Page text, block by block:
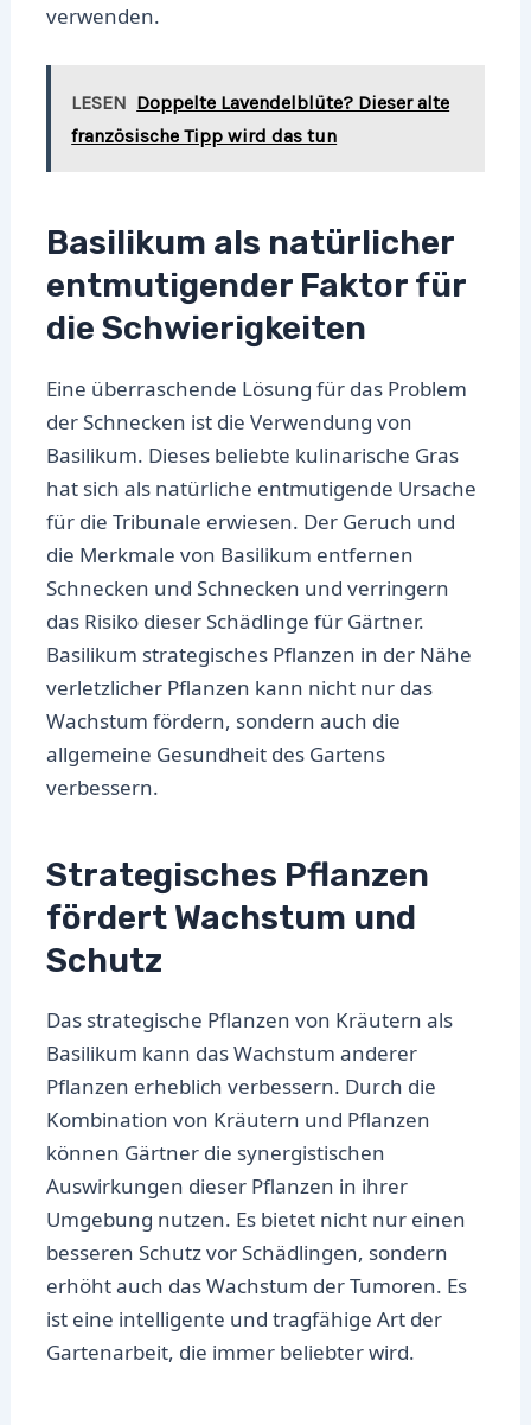
verwenden.
LESEN Doppelte Lavendelblüte? Dieser alte
französische Tipp wird das tun
Basilikum als natürlicher
entmutigender Faktor für
die Schwierigkeiten
Eine überraschende Lösung für das Problem
der Schnecken ist die Verwendung von
Basilikum. Dieses beliebte kulinarische Gras
hat sich als natürliche entmutigende Ursache
für die Tribunale erwiesen. Der Geruch und
die Merkmale von Basilikum entfernen
Schnecken und Schnecken und verringern
das Risiko dieser Schädlinge für Gärtner.
Basilikum strategisches Pflanzen in der Nähe
verletzlicher Pflanzen kann nicht nur das
Wachstum fördern, sondern auch die
allgemeine Gesundheit des Gartens
verbessern.
Strategisches Pflanzen
fördert Wachstum und
Schutz
Das strategische Pflanzen von Kräutern als
Basilikum kann das Wachstum anderer
Pflanzen erheblich verbessern. Durch die
Kombination von Kräutern und Pflanzen
können Gärtner die synergistischen
Auswirkungen dieser Pflanzen in ihrer
Umgebung nutzen. Es bietet nicht nur einen
besseren Schutz vor Schädlingen, sondern
erhöht auch das Wachstum der Tumoren. Es
ist eine intelligente und tragfähige Art der
Gartenarbeit, die immer beliebter wird.